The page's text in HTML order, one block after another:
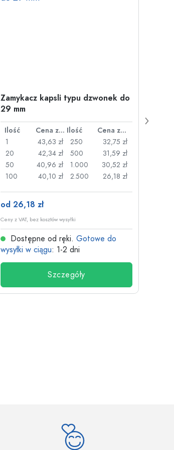
Zamykacz kapsli typu dzwonek do
29 mm
Ilość Cena za sztukę Ilość
Cena za sztukę
1
43,63 zł
20
42,34 zł
50
40,96 zł
100
40,10 zł
250
32,75 zł
500
31,59 zł
1.000
30,52 zł
2.500
26,18 zł
od 26,18 zł
Ceny z VAT, bez kosztów wysyłki
Dostępne od ręki. Gotowe do
wysyłki w ciągu: 1-2 dni
Szczegóły